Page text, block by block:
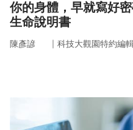
你的身體，早就寫好
生命說明書
陳彥諺 ｜ 科技大觀園特約編